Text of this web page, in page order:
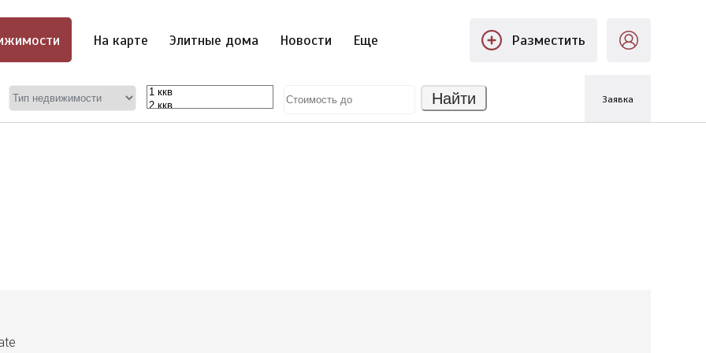
На карте Элитные дома Новости Еще Разместить
Найти Заявка